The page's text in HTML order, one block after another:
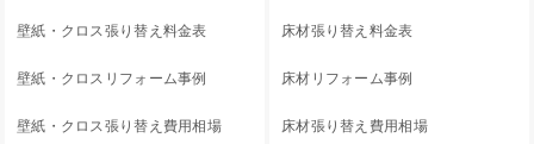
壁紙・クロス張り替え料金表
壁紙・クロスリフォーム事例
壁紙・クロス張り替え費用相場
床材張り替え料金表
床材リフォーム事例
床材張り替え費用相場